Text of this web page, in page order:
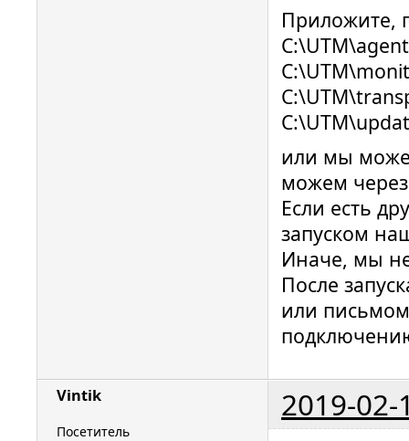
Приложите,
или мы
можем
Если есть
запуском
Иначе, мы
После
или
Vintik 2019-02-
Посетитель